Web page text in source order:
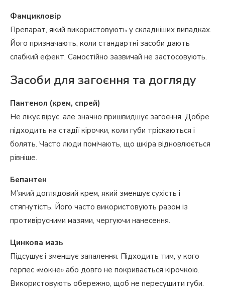
Фамцикловір
Препарат, який використовують у складніших випадках.
Його призначають, коли стандартні засоби дають
слабкий ефект. Самостійно зазвичай не застосовують.
Засоби для загоєння та догляду
Пантенол (крем, спрей)
Не лікує вірус, але значно пришвидшує загоєння. Добре
підходить на стадії кірочки, коли губи тріскаються і
болять. Часто люди помічають, що шкіра відновлюється
рівніше.
Бепантен
М’який доглядовий крем, який зменшує сухість і
стягнутість. Його часто використовують разом із
противірусними мазями, чергуючи нанесення.
Цинкова мазь
Підсушує і зменшує запалення. Підходить тим, у кого
герпес «мокне» або довго не покривається кірочкою.
Використовують обережно, щоб не пересушити губи.